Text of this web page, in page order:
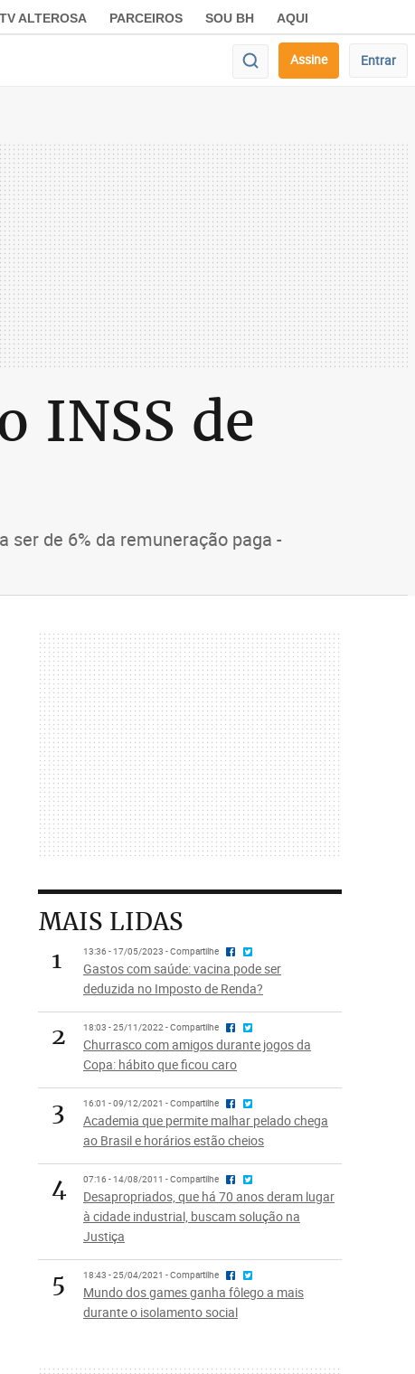
TV ALTEROSA PARCEIROS SOU BH AQUI
Assine Entrar
INSS de
de 6% da remuneração paga -
MAIS LIDAS
1
13:36 - 17/05/2023 - Compartilhe
Gastos com saúde: vacina pode ser
deduzida no Imposto de Renda?
2 18:03 - 25/11/2022 - Compartilhe
Churrasco com amigos durante jogos da
Copa: hábito que ficou caro
3 16:01 - 09/12/2021 - Compartilhe
Academia que permite malhar pelado chega
ao Brasil e horários estão cheios
4 07:16 - 14/08/2011 - Compartilhe
Desapropriados, que há 70 anos deram lugar
à cidade industrial, buscam solução na
Justiça
5 18:43 - 25/04/2021 - Compartilhe
Mundo dos games ganha fôlego a mais
durante o isolamento social